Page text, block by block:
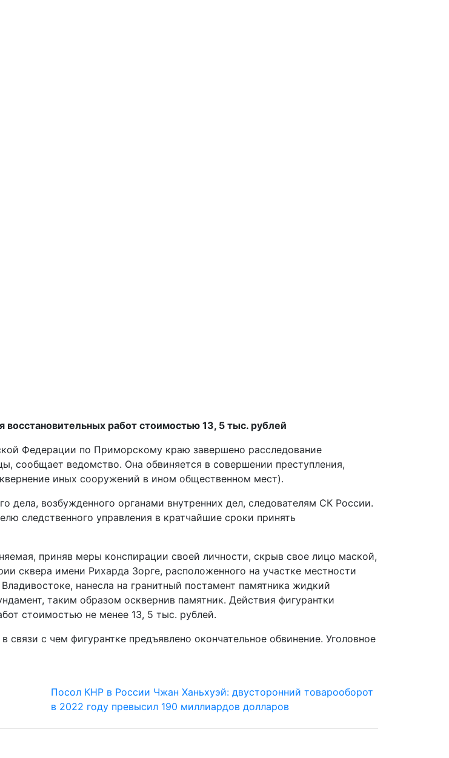
работ стоимостью 13, 5 тыс. рублей
Федерации по Приморскому краю завершено расследование
сообщает ведомство. Она обвиняется в совершении преступления,
иных сооружений в ином общественном мест).
дела, возбужденного органами внутренних дел, следователям СК России.
следственного управления в кратчайшие сроки принять
приняв меры конспирации своей личности, скрыв свое лицо маской,
сквера имени Рихарда Зорге, расположенного на участке местности
нанесла на гранитный постамент памятника жидкий
таким образом осквернив памятник. Действия фигурантки
стоимостью не менее 13, 5 тыс. рублей.
связи с чем фигурантке предъявлено окончательное обвинение. Уголовное
Посол КНР в России Чжан Ханьхуэй: двусторонний товарооборот
в 2022 году превысил 190 миллиардов долларов